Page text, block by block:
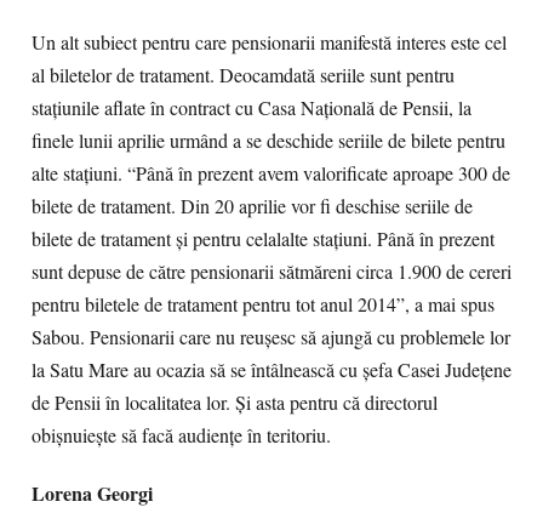
Un alt subiect pentru care pensionarii manifestă interes este cel
al biletelor de tratament. Deocamdată seriile sunt pentru
staţiunile aflate în contract cu Casa Naţională de Pensii, la
finele lunii aprilie urmând a se deschide seriile de bilete pentru
alte staţiuni. “Până în prezent avem valorificate aproape 300 de
bilete de tratament. Din 20 aprilie vor fi deschise seriile de
bilete de tratament şi pentru celalalte staţiuni. Până în prezent
sunt depuse de către pensionarii sătmăreni circa 1.900 de cereri
pentru biletele de tratament pentru tot anul 2014”, a mai spus
Sabou. Pensionarii care nu reuşesc să ajungă cu problemele lor
la Satu Mare au ocazia să se întâlnească cu şefa Casei Judeţene
de Pensii în localitatea lor. Şi asta pentru că directorul
obişnuieşte să facă audienţe în teritoriu.
Lorena Georgi